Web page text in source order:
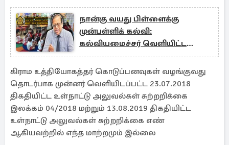
நான்கு வயது பிள்ளைக்கு
முன்பள்ளிக் கல்வி:
கல்வியமைச்சர் வெளியிட்ட
அறிவிப்பு!
கிராம உத்தியோகத்தர் கொடுப்பனவுகள் வழங்குவது
தொடர்பாக முன்னர் வெளியிடப்பட்ட 23.07.2018
திகதியிட்ட உள்நாட்டு அலுவல்கள் சுற்றறிக்கை
இலக்கம் 04/2018 மற்றும் 13.08.2019 திகதியிட்ட
உள்நாட்டு அலுவல்கள் சுற்றறிக்கை எண்
ஆகியவற்றில் எந்த மாற்றமும் இல்லை